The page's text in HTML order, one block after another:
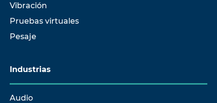
Vibración
Pruebas virtuales
Pesaje
Industrias
Audio